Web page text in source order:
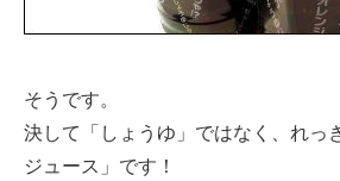
そうです。
決して「しょうゆ」ではなく、れっ
ジュース」です！